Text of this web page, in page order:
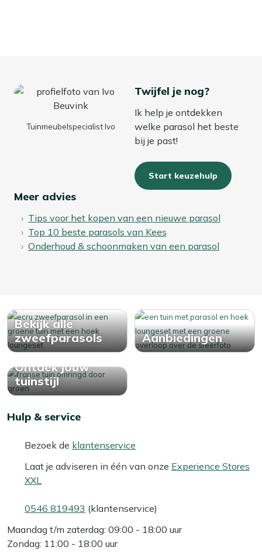
Tuinmeubelspecialist Ivo
Twijfel je nog?
Ik help je ontdekken
welke parasol het beste
bij je past!
Start keuzehulp
Meer advies
Tips voor het kopen van een nieuwe parasol
Top 10 beste parasols van Kees
Onderhoud & schoonmaken van een parasol
Bekijk alle
zweefparasols
Aanbiedingen
Ontdek jouw
tuinstijl
Hulp & service
Bezoek de klantenservice
Laat je adviseren in één van onze Experience Stores
XXL
0546 819493 (klantenservice)
Maandag t/m zaterdag: 09:00 - 18:00 uur
Zondag: 11:00 - 18:00 uur